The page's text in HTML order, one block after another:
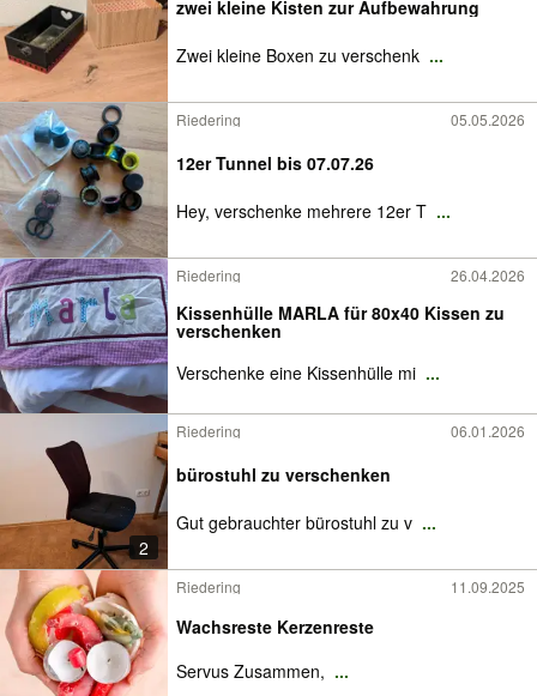
zwei kleine Kisten zur Aufbewahrung
Zwei kleine Boxen zu verschenk ...
Riedering 05.05.2026
12er Tunnel bis 07.07.26
Hey, verschenke mehrere 12er T ...
Riedering 26.04.2026
Kissenhülle MARLA für 80x40 Kissen zu
verschenken
Verschenke eine Kissenhülle mi ...
2
Riedering 06.01.2026
bürostuhl zu verschenken
Gut gebrauchter bürostuhl zu v ...
Riedering 11.09.2025
Wachsreste Kerzenreste
Servus Zusammen, ...